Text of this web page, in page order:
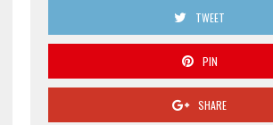
TWEET
PIN
SHARE